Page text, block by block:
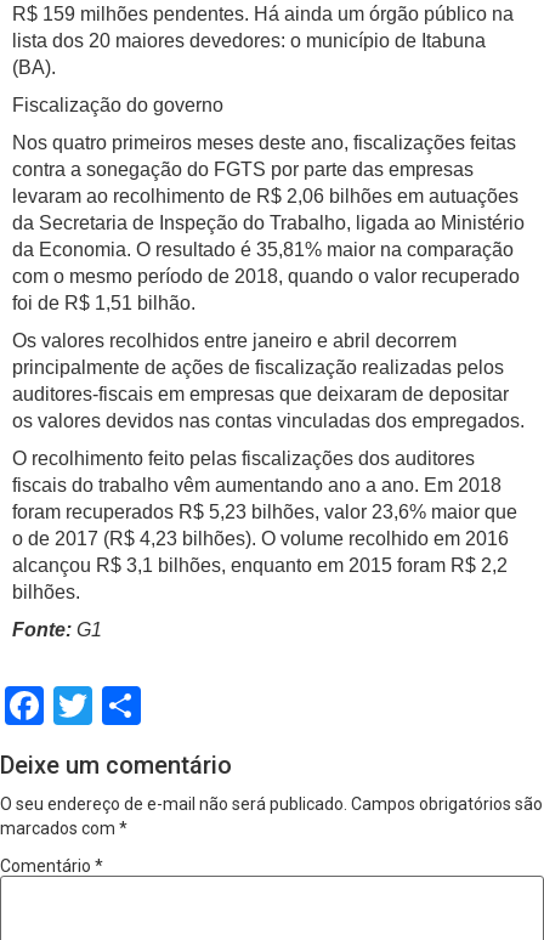
R$ 159 milhões pendentes. Há ainda um órgão público na
lista dos 20 maiores devedores: o município de Itabuna
(BA).
Fiscalização do governo
Nos quatro primeiros meses deste ano, fiscalizações feitas
contra a sonegação do FGTS por parte das empresas
levaram ao recolhimento de R$ 2,06 bilhões em autuações
da Secretaria de Inspeção do Trabalho, ligada ao Ministério
da Economia. O resultado é 35,81% maior na comparação
com o mesmo período de 2018, quando o valor recuperado
foi de R$ 1,51 bilhão.
Os valores recolhidos entre janeiro e abril decorrem
principalmente de ações de fiscalização realizadas pelos
auditores-fiscais em empresas que deixaram de depositar
os valores devidos nas contas vinculadas dos empregados.
O recolhimento feito pelas fiscalizações dos auditores
fiscais do trabalho vêm aumentando ano a ano. Em 2018
foram recuperados R$ 5,23 bilhões, valor 23,6% maior que
o de 2017 (R$ 4,23 bilhões). O volume recolhido em 2016
alcançou R$ 3,1 bilhões, enquanto em 2015 foram R$ 2,2
bilhões.
Fonte: G1
Facebook
Twitter
Deixe um comentário
O seu endereço de e-mail não será publicado. Campos obrigatórios são
marcados com *
Comentário *